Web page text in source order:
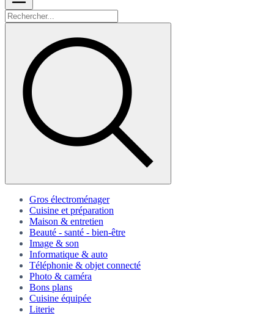
Gros électroménager
Cuisine et préparation
Maison & entretien
Beauté - santé - bien-être
Image & son
Informatique & auto
Téléphonie & objet connecté
Photo & caméra
Bons plans
Cuisine équipée
Literie